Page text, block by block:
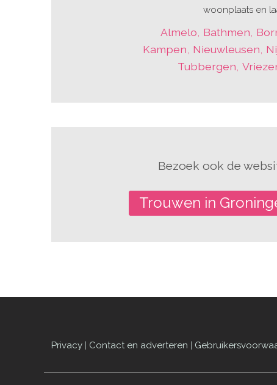
woonplaats en
Almelo Bathmen
Kampen Nieuwleusen
Tubbergen
Bezoek ook de
Trouwen in
Privacy | Contact en adverteren |